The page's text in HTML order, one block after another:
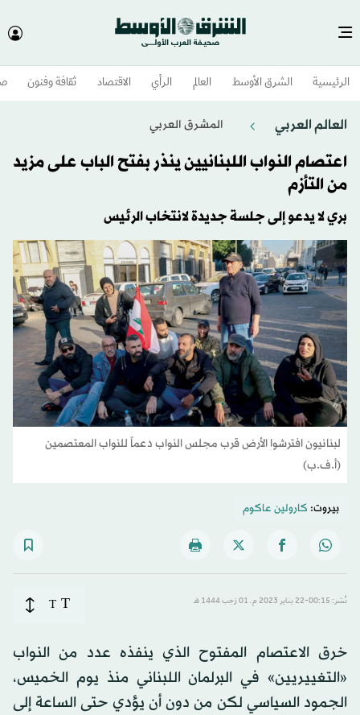
الرئيسية الشرق الأوسط​ العالم الرأي الاقتصاد ثقافة وفنون
العالم العربي المشرق العربي
اعتصام النواب اللبنانيين ينذر بفتح الباب على مزيد
من التأزم
بري لا يدعو إلى جلسة جديدة لانتخاب الرئيس
لبنانيون افترشوا الأرض قرب مجلس النواب دعماً للنواب المعتصمين
(أ.ف.ب)
بيروت: كارولين عاكوم
نُشر: 00:15-22 يناير 2023 م ـ 01 رَجب 1444 هـ T
T
خرق الاعتصام المفتوح الذي ينفذه عدد من النواب
«التغييريين» في البرلمان اللبناني منذ يوم الخميس،
الجمود السياسي لكن من دون أن يؤدي حتى الساعة إلى